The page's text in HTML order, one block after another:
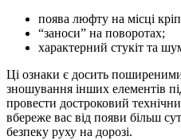
поява люфту на місці
“заноси” на поворотах;
характерний стукіт та
Ці ознаки є досить
зношування інших елементів
провести достроковий
вбереже вас від появи більш
безпеку руху на дорозі.